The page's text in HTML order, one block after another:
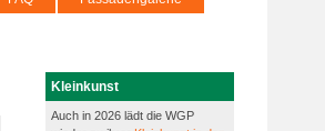
Kleinkunst
Auch in 2026 lädt die WGP